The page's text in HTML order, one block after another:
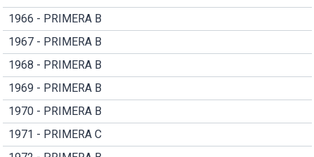
1966 - PRIMERA B
1967 - PRIMERA B
1968 - PRIMERA B
1969 - PRIMERA B
1970 - PRIMERA B
1971 - PRIMERA C